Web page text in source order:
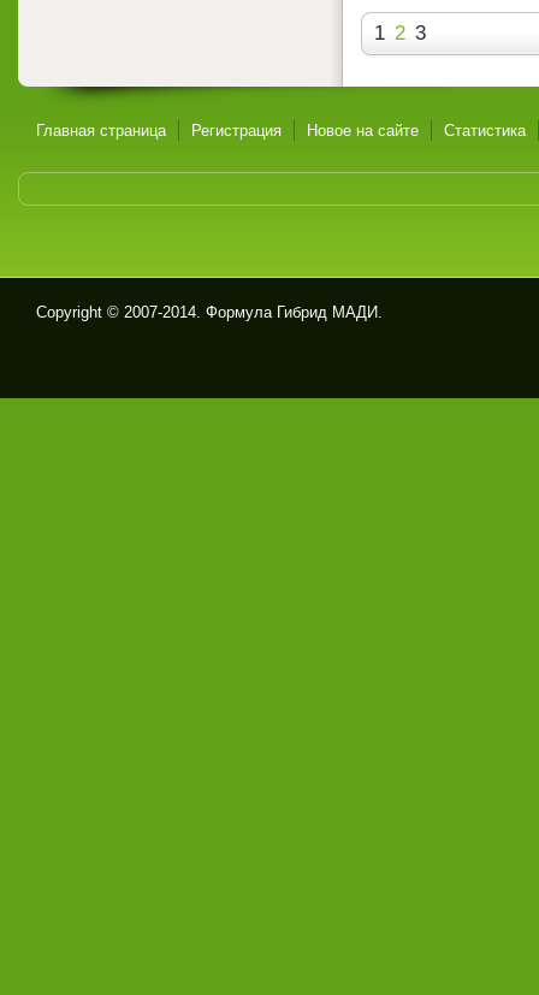
1 2 3
Главная страница Регистрация Новое на сайте Статистика
Copyright © 2007-2014. Формула Гибрид МАДИ.